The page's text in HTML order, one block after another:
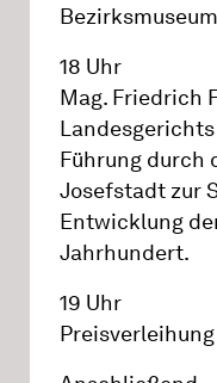
18 Uhr
Mag. Friedrich
Führung durch
Josefstadt zur
Entwicklung
Jahrhundert.
19 Uhr
Preisverleihung